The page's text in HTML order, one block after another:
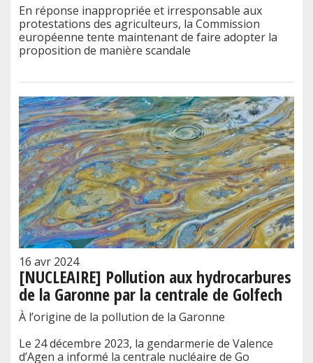
En réponse inappropriée et irresponsable aux
protestations des agriculteurs, la Commission
européenne tente maintenant de faire adopter la
proposition de manière scandale
16 avr 2024
[NUCLEAIRE] Pollution aux hydrocarbures
de la Garonne par la centrale de Golfech
À l’origine de la pollution de la Garonne
Le 24 décembre 2023, la gendarmerie de Valence
d’Agen a informé la centrale nucléaire de Go